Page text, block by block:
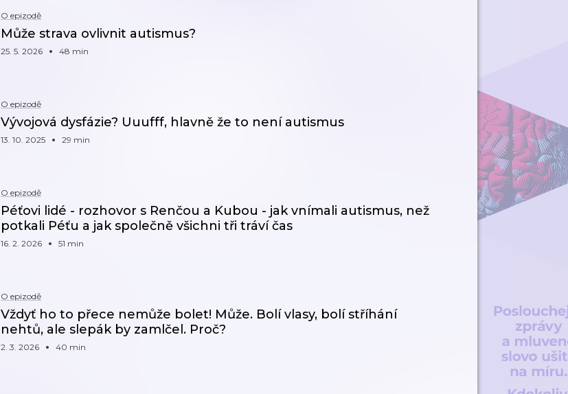
O epizodě
Může strava ovlivnit autismus?
25. 5. 2026 48 min
O epizodě
Vývojová dysfázie? Uuufff, hlavně že to není autismus
13. 10. 2025 29 min
O epizodě
Péťovi lidé - rozhovor s Renčou a Kubou - jak vnímali autismus, než
potkali Péťu a jak společně všichni tři tráví čas
16. 2. 2026 51 min
O epizodě
Vždyť ho to přece nemůže bolet! Může. Bolí vlasy, bolí stříhání
nehtů, ale slepák by zamlčel. Proč?
2. 3. 2026 40 min